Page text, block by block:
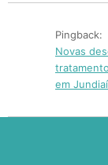
Pingback:
Novas
em